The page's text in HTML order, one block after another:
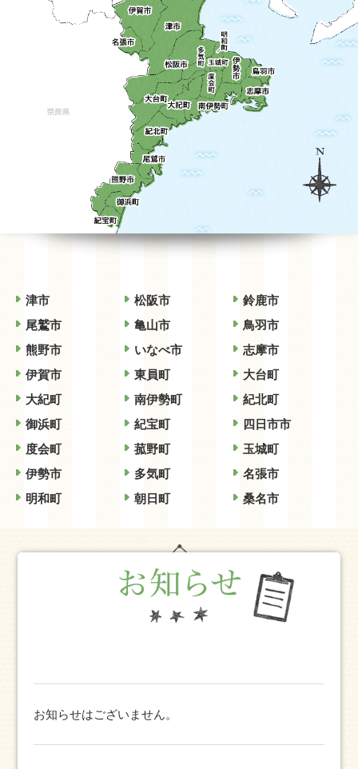
津市 松阪市
鈴鹿市
尾鷲市
亀山市
鳥羽市
熊野市
いなべ市
志摩市
伊賀市
東員町
大台町
大紀町
南伊勢町
紀北町
御浜町
紀宝町
四日市市
度会町
菰野町
玉城町
伊勢市
多気町
名張市
明和町
朝日町 桑名市
お知らせはございません。